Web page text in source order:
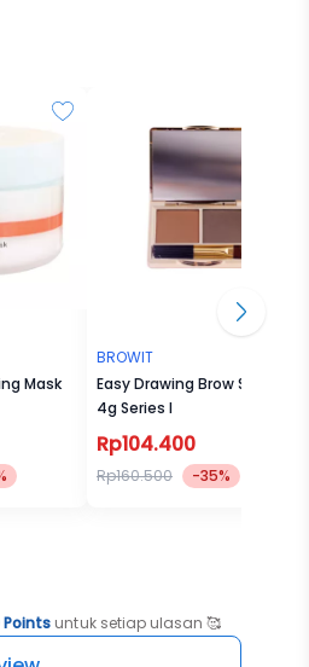
Mask
BROWIT
Easy Drawing Brow Shadow
4g Series I
Rp104.400
Rp160.500 -35%
Points untuk setiap ulasan 🥰